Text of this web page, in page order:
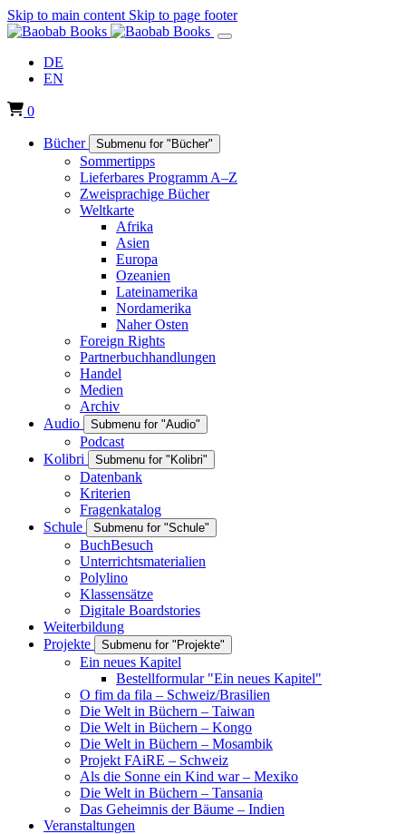
Skip to main content Skip to page footer
DE
EN
0
Bücher Submenu for "Bücher"
Sommertipps
Lieferbares Programm A–Z
Zweisprachige Bücher
Weltkarte
Afrika
Asien
Europa
Ozeanien
Lateinamerika
Nordamerika
Naher Osten
Foreign Rights
Partnerbuchhandlungen
Handel
Medien
Archiv
Audio
Submenu for "Audio"
Podcast
Kolibri
Submenu for "Kolibri"
Datenbank
Kriterien
Fragenkatalog
Schule
Submenu for "Schule"
BuchBesuch
Unterrichtsmaterialien
Polylino
Klassensätze
Digitale Boardstories
Weiterbildung
Projekte
Submenu for "Projekte"
Ein neues Kapitel
Bestellformular "Ein neues Kapitel"
O fim da fila – Schweiz/Brasilien
Die Welt in Büchern – Taiwan
Die Welt in Büchern – Kongo
Die Welt in Büchern – Mosambik
Projekt FAiRE – Schweiz
Als die Sonne ein Kind war – Mexiko
Die Welt in Büchern – Tansania
Das Geheimnis der Bäume – Indien
Veranstaltungen